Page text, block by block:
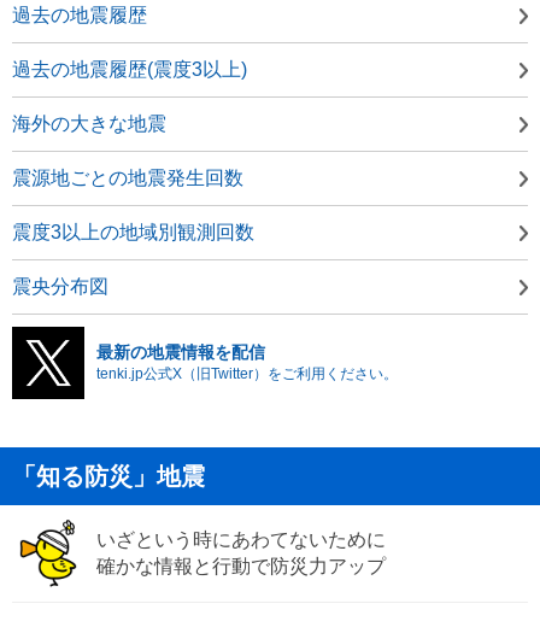
過去の地震履歴
過去の地震履歴(震度3以上)
海外の大きな地震
震源地ごとの地震発生回数
震度3以上の地域別観測回数
震央分布図
最新の地震情報を配信
tenki.jp公式X（旧Twitter）をご利用ください。
「知る防災」地震
いざという時にあわてないために
確かな情報と行動で防災力アップ